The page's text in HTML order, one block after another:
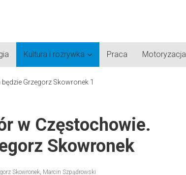
Kultura i rozrywka Praca Motoryzacja
w Częstochowie.
Skowronek
Skowronek, Marcin Szpądrowski